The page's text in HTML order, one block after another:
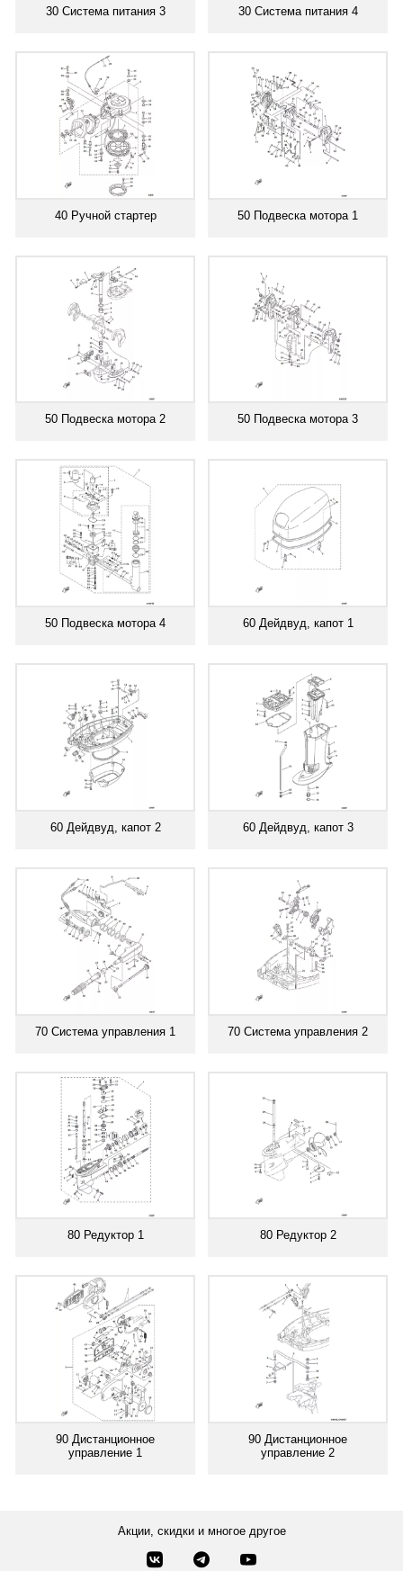
30 Система питания 3 30 Система питания 4
40 Ручной стартер 50 Подвеска мотора 1
50 Подвеска мотора 2 50 Подвеска мотора 3
50 Подвеска мотора 4 60 Дейдвуд, капот 1
60 Дейдвуд, капот 2 60 Дейдвуд, капот 3
70 Система управления 1 70 Система управления 2
80 Редуктор 1 80 Редуктор 2
90 Дистанционное
управление 1
90 Дистанционное
управление 2
Акции, скидки и многое другое